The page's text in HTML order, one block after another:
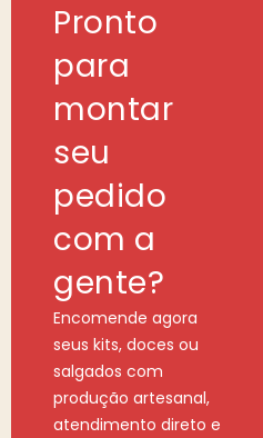
Pronto
para
montar
seu
pedido
com a
gente?
Encomende agora
seus kits, doces ou
salgados com
produção artesanal,
atendimento direto e